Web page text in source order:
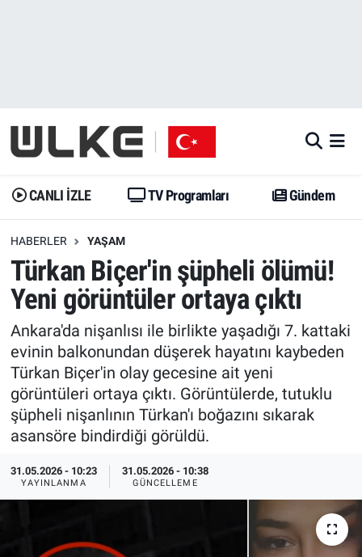
CANLI İZLE TV Programları Gündem
HABERLER YAŞAM
Türkan Biçer'in şüpheli ölümü!
Yeni görüntüler ortaya çıktı
Ankara'da nişanlısı ile birlikte yaşadığı 7. kattaki
evinin balkonundan düşerek hayatını kaybeden
Türkan Biçer'in olay gecesine ait yeni
görüntüleri ortaya çıktı. Görüntülerde, tutuklu
şüpheli nişanlının Türkan'ı boğazını sıkarak
asansöre bindirdiği görüldü.
31.05.2026 - 10:23
YAYINLANMA
31.05.2026 - 10:38
GÜNCELLEME
Gündem
Dünya
Erişim Bilgileri
Ekonomi
Trend
Özel Haberler
Yazarlar
Gündem
Trend
Erişim Bilgileri
Spor
Ekonomi
Dünya
Medya
Özel Haberler
İstanbul Namaz Vakitleri
Trafik Durumu
Erişim Bilgileri
Tüm Manşetler
Son Dakika Haberleri
Haber Arşivi